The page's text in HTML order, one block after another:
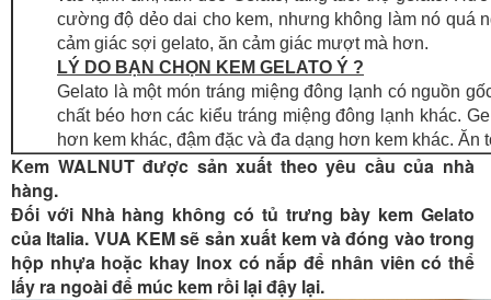
cường độ dẻo dai cho kem, nhưng không làm nó quá
cảm giác sợi gelato, ăn cảm giác mượt mà hơn.
LÝ DO BẠN CHỌN KEM GELATO Ý ?
Gelato là một món tráng miệng đông lạnh có nguồn
chất béo hơn các kiểu tráng miệng đông lạnh khác.
hơn kem khác, đậm đặc và đa dạng hơn kem khác. Ăn
Kem WALNUT được sản xuất theo yêu cầu của nhà
hàng.
Đối với Nhà hàng không có tủ trưng bày kem Gelato
của Italia. VUA KEM sẽ sản xuất kem và đóng vào trong
hộp nhựa hoặc khay Inox có nắp để nhân viên có thể
lấy ra ngoài để múc kem rồi lại đậy lại.